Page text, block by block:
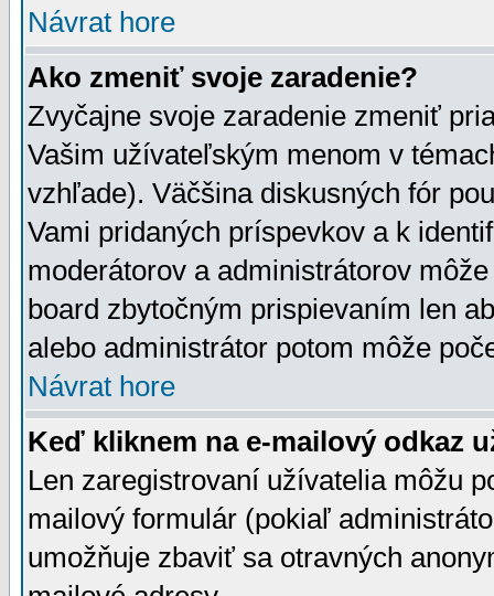
Návrat hore
Ako zmeniť svoje zaradenie?
Zvyčajne svoje zaradenie zmeniť
Vašim užívateľským menom v
vzhľade). Väčšina diskusných fór
Vami pridaných príspevkov a k
moderátorov a administrátorov
board zbytočným prispievaním len
alebo administrátor potom môže
Návrat hore
Keď kliknem na e-mailový odkaz
Len zaregistrovaní užívatelia môžu
mailový formulár (pokiaľ
umožňuje zbaviť sa otravných